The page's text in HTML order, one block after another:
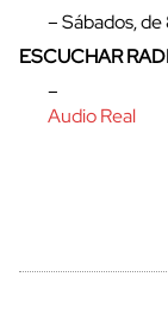
– Sábados,
ESCUCHAR
–
Audio Real